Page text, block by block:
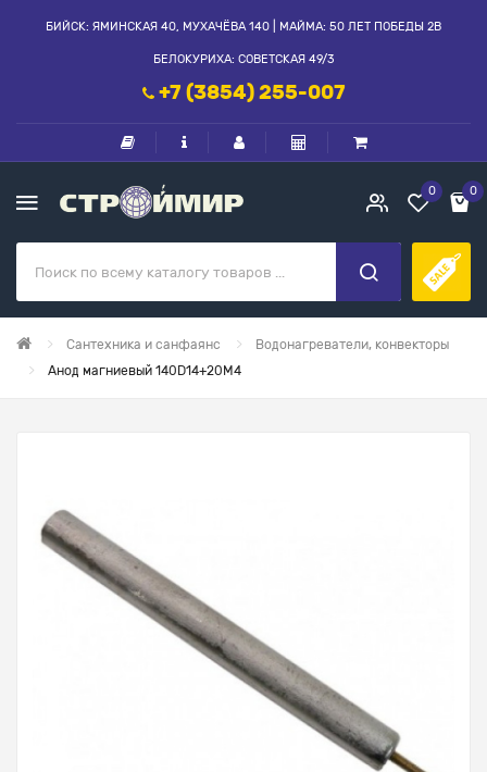
БИЙСК: ЯМИНСКАЯ 40, МУХАЧЁВА 140 | МАЙМА: 50 ЛЕТ ПОБЕДЫ 2В
БЕЛОКУРИХА: СОВЕТСКАЯ 49/3
+7 (3854) 255-007
0 0
Сантехника и санфаянс
Водонагреватели, конвекторы
Анод магниевый 140D14+20М4